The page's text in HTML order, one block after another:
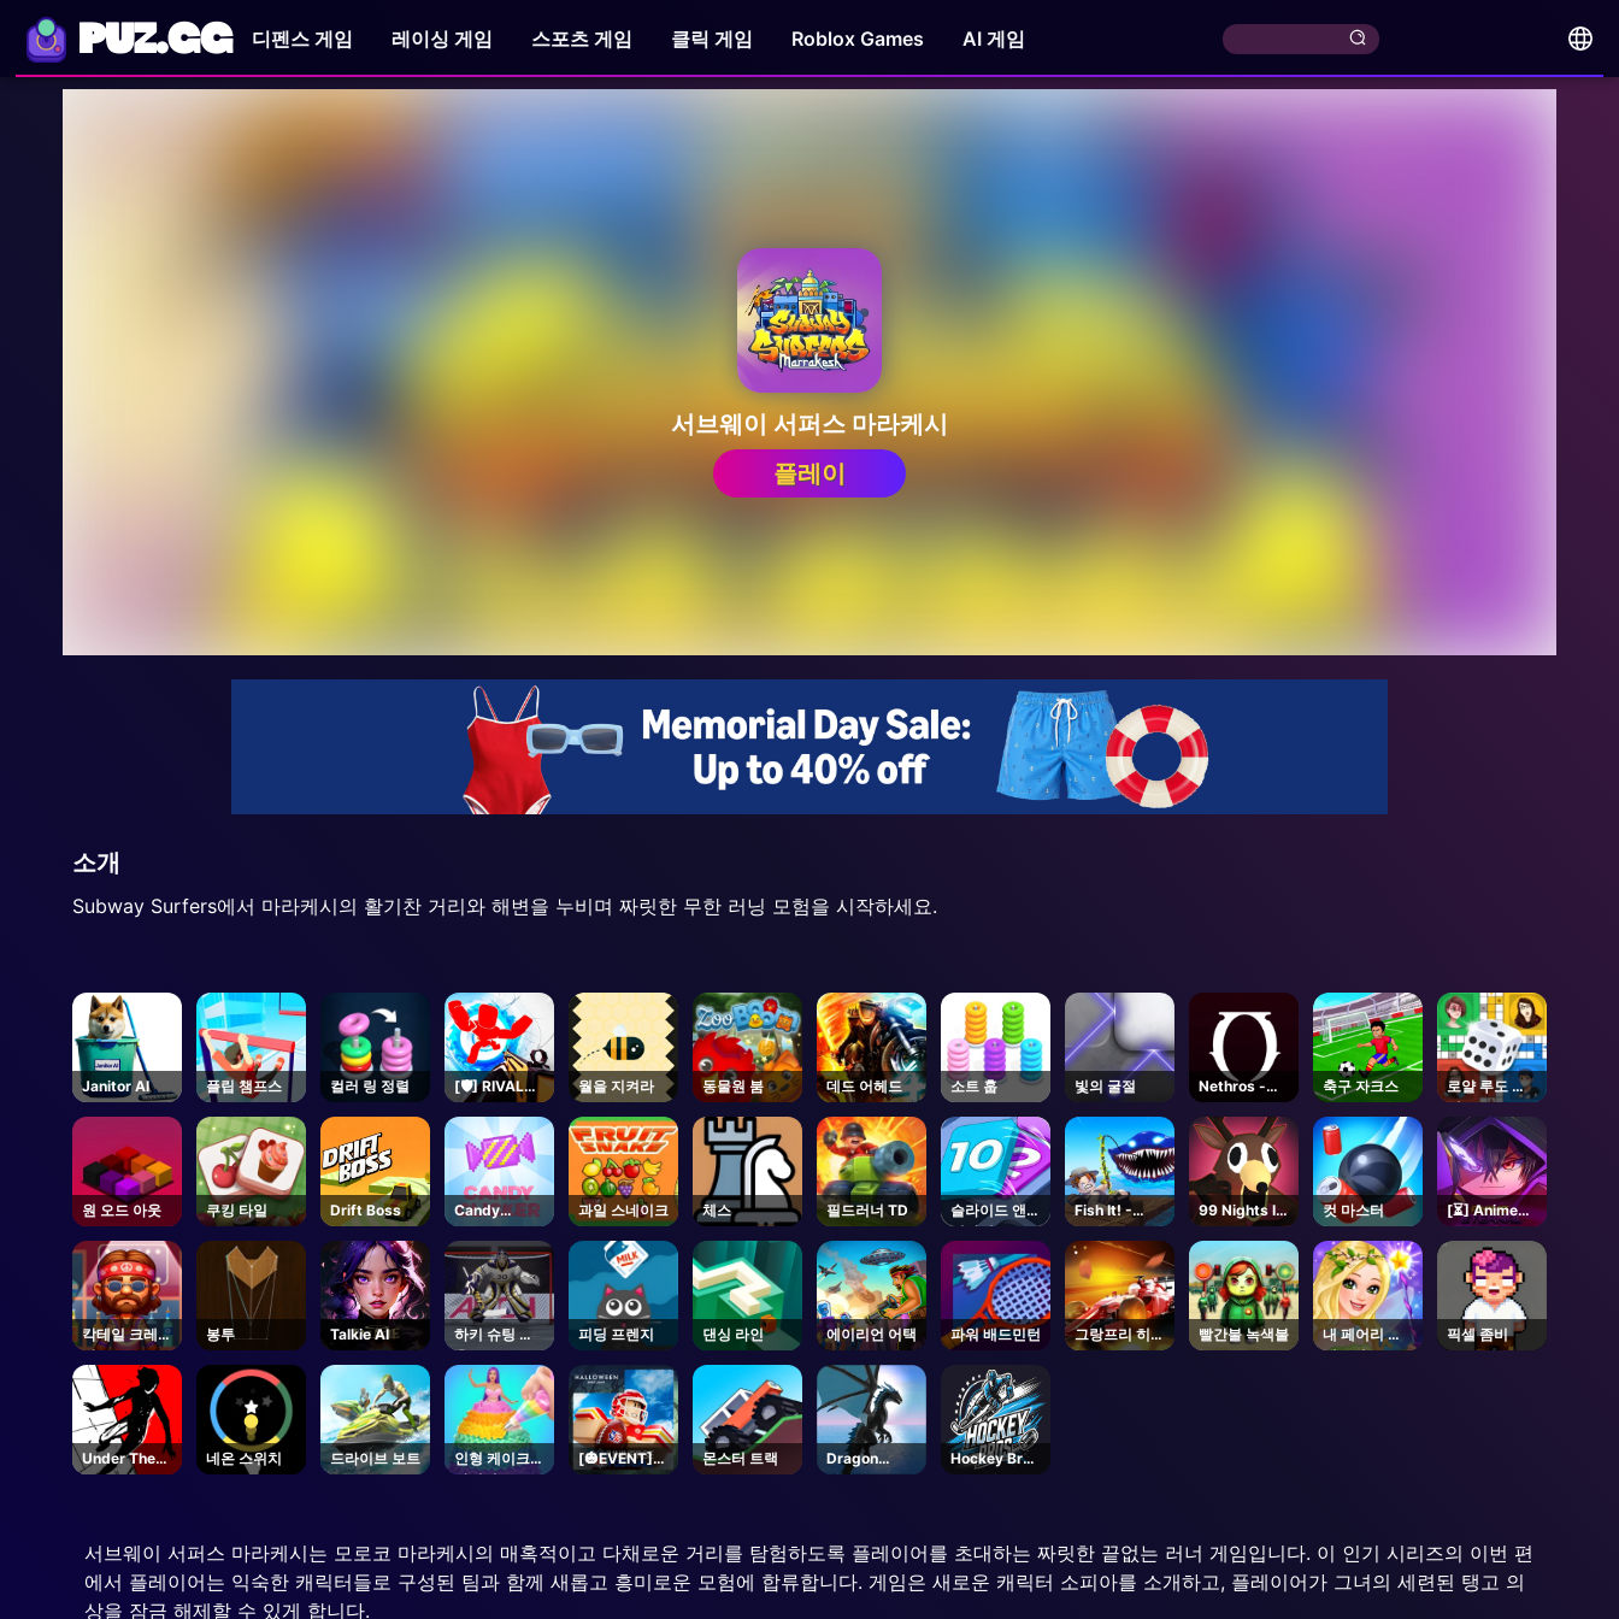
PUZ.GG 디펜스 게임 레이싱 게임 스포츠 게임 클릭 게임 Roblox Games AI 게임
서브웨이 서퍼스 마라케시
플레이
소개
Subway Surfers에서 마라케시의 활기찬 거리와 해변을 누비며 짜릿한 무한 러닝 모험을 시작하세요.
Janitor AI 플립 챔프스 컬러 링 정렬
[🛡️] RIVALS -
Roblox
월을 지켜라 동물원 붐 데드 어헤드 소트 훕 빛의 굴절
Nethros -
Roblox
축구 자크스
로얄 루도 듀
얼
원 오드 아웃 쿠킹 타일 Drift Boss
Candy
Clicker
과일 스네이크 체스 필드러너 TD
슬라이드 앤
디바이드
Fish It! -
Unblocked
Online Game
99 Nights In
The Forest -
Unblocked
Online Game
컷 마스터
[⏳] Anime
Eternal -
Roblox
칵테일 크레이
지
봉투 Talkie AI
하키 슈팅 아
웃
피딩 프렌지 댄싱 라인 에이리언 어택 파워 배드민턴
그랑프리 히어
로
빨간불 녹색불
내 페어리 드
레스업
픽셀 좀비
Under The
Red Sky
네온 스위치 드라이브 보트
인형 케이크
아이싱
[🎃EVENT]
NFL
Roblox
몬스터 트랙
Dragon
Simulator
Hockey Bros
- Coming
서브웨이 서퍼스 마라케시는 모로코 마라케시의 매혹적이고 다채로운 거리를 탐험하도록 플레이어를 초대하는 짜릿한 끝없는 러너 게임입니다. 이 인기 시리즈의 이번 편
에서 플레이어는 익숙한 캐릭터들로 구성된 팀과 함께 새롭고 흥미로운 모험에 합류합니다. 게임은 새로운 캐릭터 소피아를 소개하고, 플레이어가 그녀의 세련된 탱고 의
상을 잠금 해제할 수 있게 합니다.